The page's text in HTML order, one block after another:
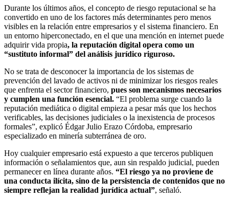
Durante los últimos años, el concepto de riesgo reputacional se ha
convertido en uno de los factores más determinantes pero menos
visibles en la relación entre empresarios y el sistema financiero. En
un entorno hiperconectado, en el que una mención en internet puede
adquirir vida propia, la reputación digital opera como un
“sustituto informal” del análisis jurídico riguroso.
No se trata de desconocer la importancia de los sistemas de
prevención del lavado de activos ni de minimizar los riesgos reales
que enfrenta el sector financiero, pues son mecanismos necesarios
y cumplen una función esencial. “El problema surge cuando la
reputación mediática o digital empieza a pesar más que los hechos
verificables, las decisiones judiciales o la inexistencia de procesos
formales”, explicó Édgar Julio Erazo Córdoba, empresario
especializado en minería subterránea de oro.
Hoy cualquier empresario está expuesto a que terceros publiquen
información o señalamientos que, aun sin respaldo judicial, pueden
permanecer en línea durante años. “El riesgo ya no proviene de
una conducta ilícita, sino de la persistencia de contenidos que no
siempre reflejan la realidad jurídica actual”, señaló.